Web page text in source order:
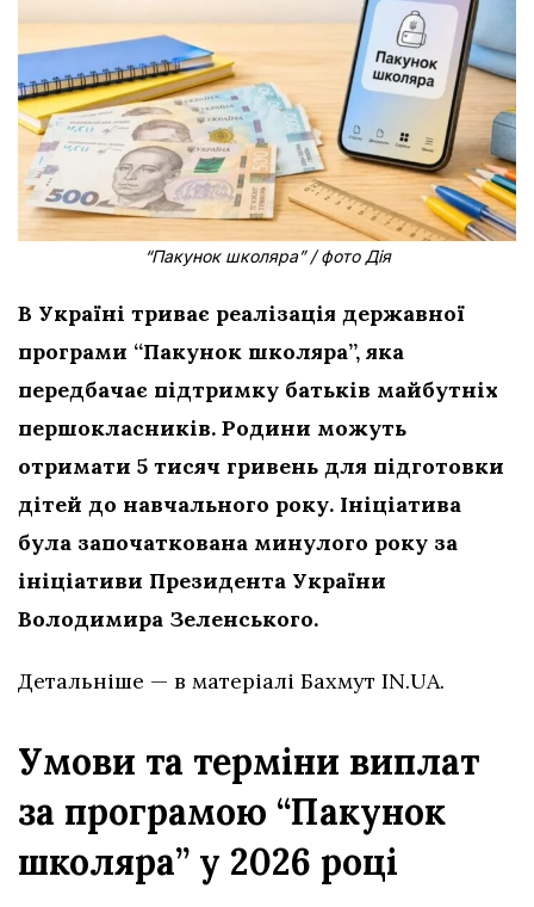
“Пакунок школяра” / фото Дія
В Україні триває реалізація державної
програми “Пакунок школяра”, яка
передбачає підтримку батьків майбутніх
першокласників. Родини можуть
отримати 5 тисяч гривень для підготовки
дітей до навчального року. Ініціатива
була започаткована минулого року за
ініціативи Президента України
Володимира Зеленського.
Детальніше — в матеріалі Бахмут IN.UA.
Умови та терміни виплат
за програмою “Пакунок
школяра” у 2026 році